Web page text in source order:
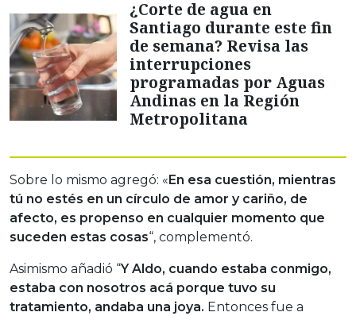
¿Corte de agua en
Santiago durante este fin
de semana? Revisa las
interrupciones
programadas por Aguas
Andinas en la Región
Metropolitana
Sobre lo mismo agregó: « En esa cuestión, mientras
tú no estés en un círculo de amor y cariño, de
afecto, es propenso en cualquier momento que
suceden estas cosas“, complementó.
Asimismo añadió “Y Aldo, cuando estaba conmigo,
estaba con nosotros acá porque tuvo su
tratamiento, andaba una joya. Entonces fue a